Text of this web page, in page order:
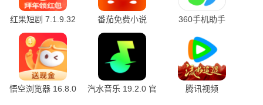
红果短剧 7.1.9.32
官方版
番茄免费小说
7.1.9.32 安卓版
360手机助手
悟空浏览器 16.8.0
汽水音乐 19.2.0 官
腾讯视频